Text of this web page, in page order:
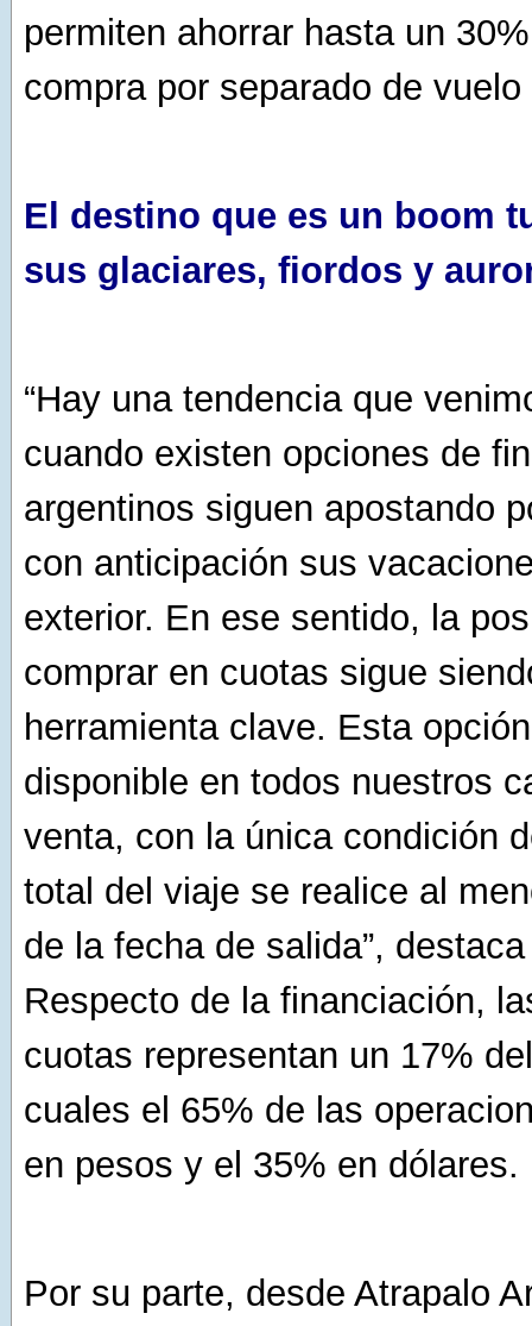
permiten ahorrar hasta un
compra por separado de
El destino que es un boom
sus glaciares, fiordos y
“Hay una tendencia que
cuando existen opciones de
argentinos siguen apostando
con anticipación sus
exterior. En ese sentido, la
comprar en cuotas sigue
herramienta clave. Esta
disponible en todos nuestros
venta, con la única condición
total del viaje se realice al
de la fecha de salida”,
Respecto de la financiación,
cuotas representan un 17%
cuales el 65% de las
en pesos y el 35% en dólares.
Por su parte, desde Atrapalo